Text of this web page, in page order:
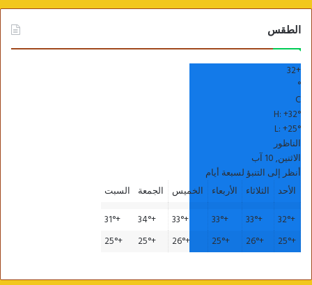
الطقس
+
32
°
C
H:+32°
L:+25°
الناظور
الاثنين, 10 آب
أنظر إلى التنبؤ لسبعة أيام
الأحد
الثلاثاء الأربعاء الخميس الجمعة
السبت
+
32°
+
33°
+
33°
+
33°
+
34°
+
31°
+
25°
+
26°
+
25°
+
26°
+
25°
+
25°